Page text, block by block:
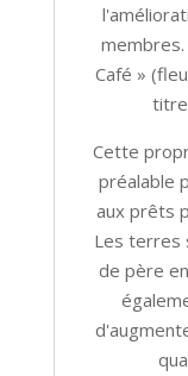
Café »
Cette
préalable
aux prêts
Les terres
de père